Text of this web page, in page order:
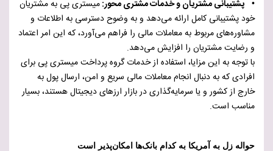
• پشتیبانی مشتریان و خدمات مشتری محور:میستری پی به مشتریان
خود پشتیبانی کامل ارائه می‌دهد و به وضوح دسترسی به اطلاعات و
مشاوره‌های مربوط به معاملات مالی را فراهم می‌آورد، که این امر اعتماد
و رضایت مشتریان را افزایش می‌دهد.
با توجه به این مزایا، استفاده از خدمات گروه پرداخت میستری پی برای
افرادی که به دنبال انجام معاملات مالی سریع و امن، ارسال پول به
خارج از کشور و یا سرمایه‌گذاری در بازار ارزهای دیجیتال هستند، بسیار
مناسب است.
حواله زل به آمریکا به کدام بانک‌ها امکان‌پذیر است